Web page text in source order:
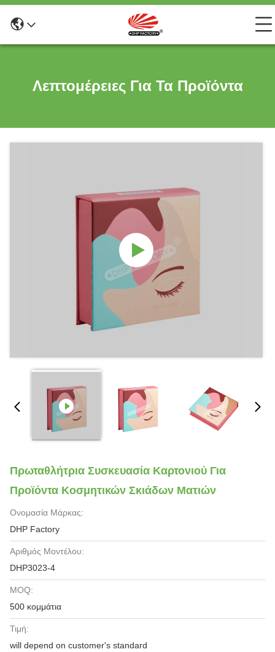
Λεπτομέρειες Για Τα Προϊόντα
Πρωταθλήτρια Συσκευασία Καρτονιού Για
Προϊόντα Κοσμητικών Σκιάδων Ματιών
Ονομασία Μάρκας:
DHP Factory
Αριθμός Μοντέλου:
DHP3023-4
MOQ:
500 κομμάτια
Τιμή:
will depend on customer's standard